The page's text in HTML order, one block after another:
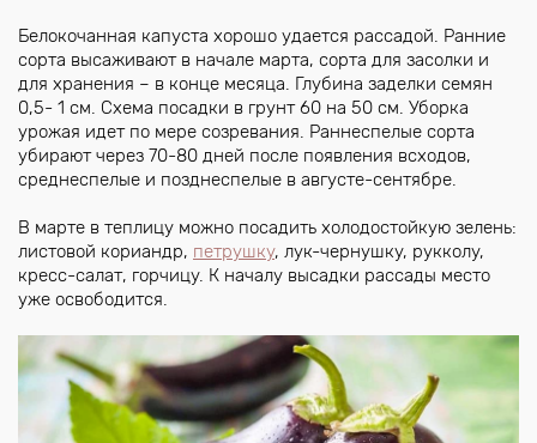
Белокочанная капуста хорошо удается рассадой. Ранние
сорта высаживают в начале марта, сорта для засолки и
для хранения – в конце месяца. Глубина заделки семян
0,5- 1 см. Схема посадки в грунт 60 на 50 см. Уборка
урожая идет по мере созревания. Раннеспелые сорта
убирают через 70-80 дней после появления всходов,
среднеспелые и позднеспелые в августе-сентябре.
В марте в теплицу можно посадить холодостойкую зелень:
листовой кориандр, петрушку, лук-чернушку, рукколу,
кресс-салат, горчицу. К началу высадки рассады место
уже освободится.